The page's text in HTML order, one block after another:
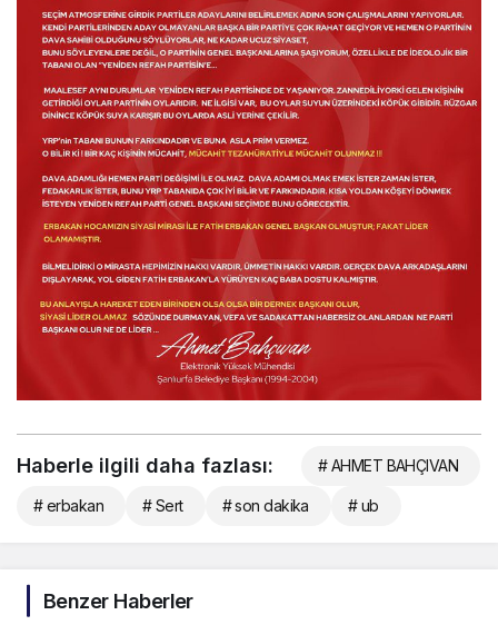
Haberle ilgili daha fazlası: # AHMET BAHÇIVAN
# erbakan # Sert # son dakika # ub
Benzer Haberler